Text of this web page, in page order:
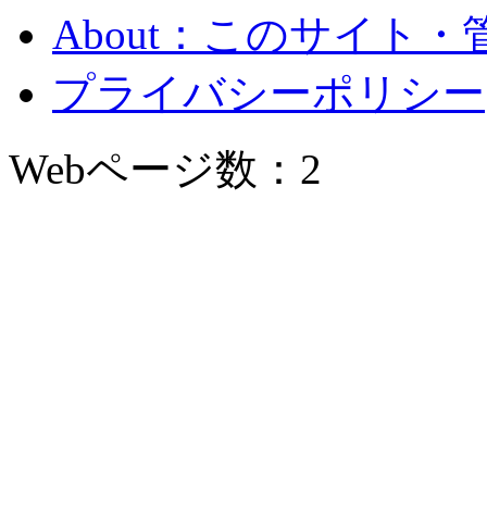
About：このサイト・
プライバシーポリシー
Webページ数：2